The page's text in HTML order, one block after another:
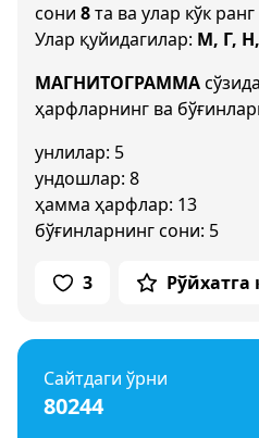
сони 8та ва улар кўк
Улар қуйидагилар: М, Г,
МАГНИТОГРАММА
ҳарфларнинг ва
унлилар: 5
ундошлар: 8
ҳамма ҳарфлар: 13
бўғинларнинг сони: 5
3
Сайтдаги ўрни
80244